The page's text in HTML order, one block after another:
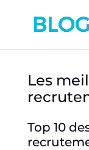
Les
Top 10